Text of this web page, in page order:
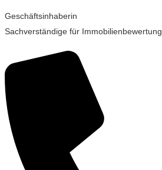
Geschäftsinhaberin
Sachverständige für Immobilienbewertung